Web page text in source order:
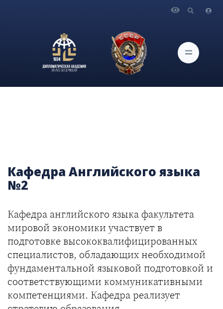
Кафедра Английского языка
№2
Кафедра английского языка факультета
мировой экономики участвует в
подготовке высококвалифицированных
специалистов, обладающих необходимой
фундаментальной языковой подготовкой и
соответствующими коммуникативными
компетенциями. Кафедра реализует